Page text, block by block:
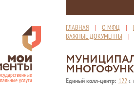
ГЛАВНАЯ | О МФЦ |
ВАЖНЫЕ ДОКУМЕНТЫ
Единый колл-центр: 122с